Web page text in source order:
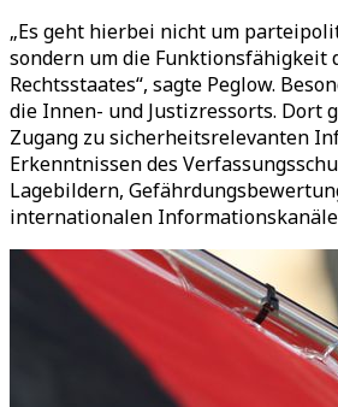
„Es geht hierbei nicht um
sondern um die Funktionsfähigkeit
Rechtsstaates“, sagte Peglow.
die Innen- und Justizressorts. Dort
Zugang zu sicherheitsrelevanten
Erkenntnissen des
Lagebildern,
internationalen